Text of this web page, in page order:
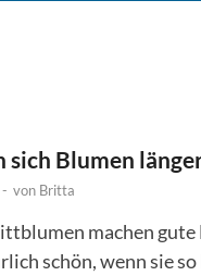
sich Blumen
- von Britta
machen gute
schön, wenn sie